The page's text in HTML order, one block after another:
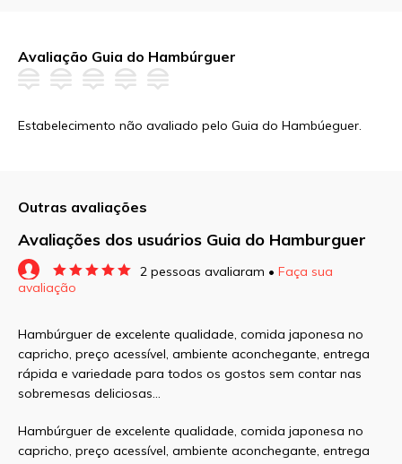
Avaliação Guia do Hambúrguer
Estabelecimento não avaliado pelo Guia do Hambúeguer.
Outras avaliações
Avaliações dos usuários Guia do Hamburguer
2 pessoas avaliaram • Faça sua
avaliação
Campos obrigatórios são marcados com*
Comentário
Hambúrguer de excelente qualidade, comida japonesa no
capricho, preço acessível, ambiente aconchegante, entrega
rápida e variedade para todos os gostos sem contar nas
sobremesas deliciosas…
Hambúrguer de excelente qualidade, comida japonesa no
capricho, preço acessível, ambiente aconchegante, entrega